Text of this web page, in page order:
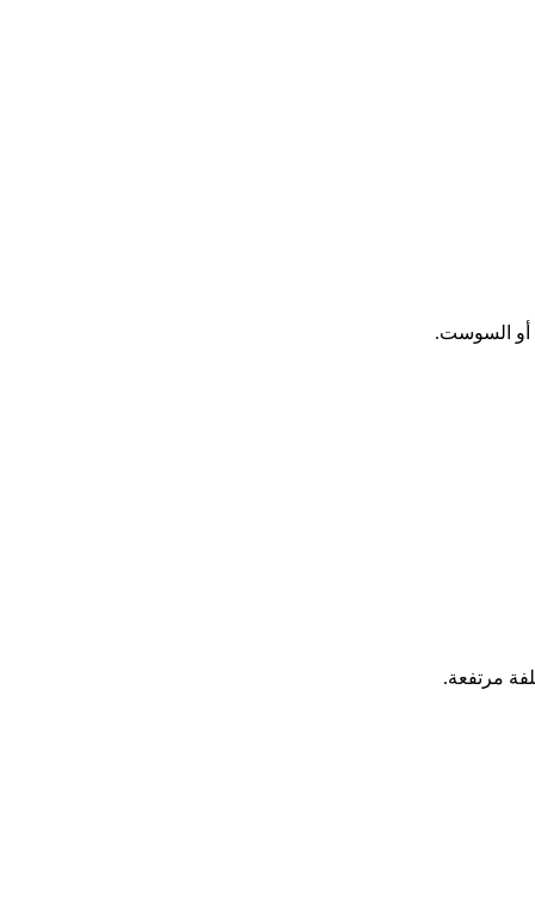
أو السوست.
مرتفعة.